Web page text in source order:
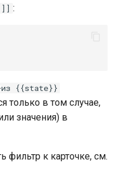
]] :
{{state}}
только в том случае,
значения) в
фильтр к карточке, см.